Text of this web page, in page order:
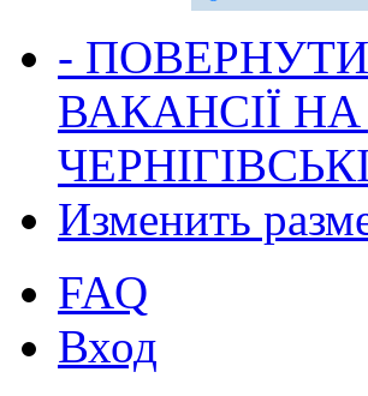
-
ВАКАНСІЇ
Изменить
FAQ
Вход